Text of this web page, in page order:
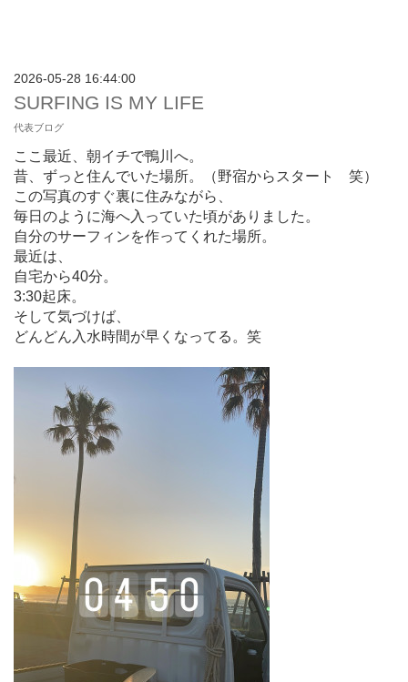
2026-05-28 16:44:00
SURFING IS MY LIFE
代表ブログ
ここ最近、 朝イチで鴨川へ。
昔、ずっと住んでいた場所。（野宿からスタート 笑）
この写真のすぐ裏に住みながら、
毎日のように海へ入っていた頃がありました。
自分のサーフィンを作ってくれた場所。
最近は、
自宅から40分。
3:30起床。
そして気づけば、
どんどん入水時間が早くなってる。笑